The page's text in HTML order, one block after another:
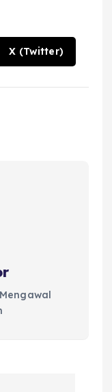
X (Twitter)